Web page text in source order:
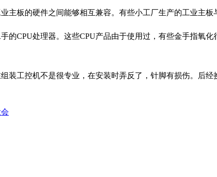
板的硬件之间能够相互兼容。有些小工厂生产的工业主板
的CPU处理器。这些CPU产品由于使用过，有些金手指氧
装工控机不是很专业，在安装时弄反了，针脚有损伤。后